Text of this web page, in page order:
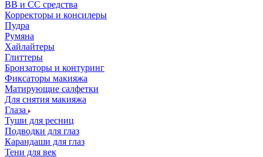
ВВ и СС средства
Корректоры и консилеры
Пудра
Румяна
Хайлайтеры
Глиттеры
Бронзаторы и контуринг
Фиксаторы макияжа
Матирующие салфетки
Для снятия макияжа
Глаза
Туши для ресниц
Подводки для глаз
Карандаши для глаз
Тени для век